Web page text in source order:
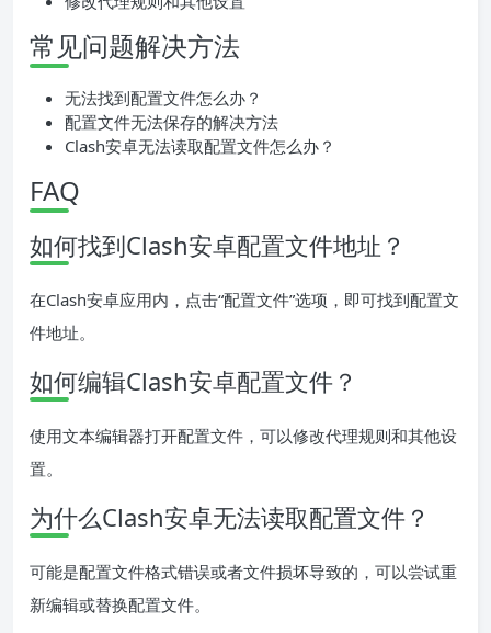
常见问题解决方法
无法找到配置文件怎么办？
配置文件无法保存的解决方法
Clash安卓无法读取配置文件怎么办？
FAQ
如何找到Clash安卓配置文件地址？
在Clash安卓应用内，点击“配置文件”选项，即可找到配置文
件地址。
如何编辑Clash安卓配置文件？
使用文本编辑器打开配置文件，可以修改代理规则和其他设
置。
为什么Clash安卓无法读取配置文件？
可能是配置文件格式错误或者文件损坏导致的，可以尝试重
新编辑或替换配置文件。